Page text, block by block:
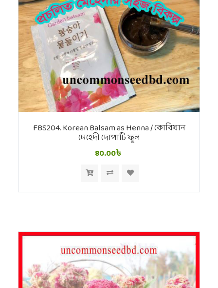
FBS204. Korean Balsam as Henna / কোরিয়ান
মেহেদী দোপাটি ফুল
80.00৳